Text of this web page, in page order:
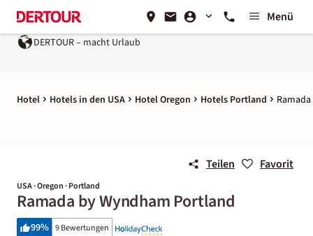
Menü
DERTOUR – macht Urlaub
Hotel Hotels in den USA Hotel Oregon Hotels Portland
Teilen Favorit
USA · Oregon · Portland
Ramada by Wyndham Portland
99% 9 Bewertungen